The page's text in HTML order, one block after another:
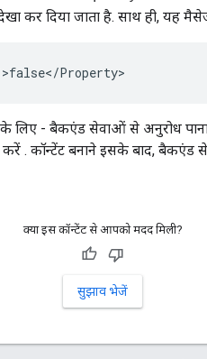
कर दिया जाता है. साथ ही, यह
Property>
के लिए - बैकएंड सेवाओं से अनुरोध
. कॉन्टेंट बनाने इसके बाद, बैकएंड
क्या इस कॉन्टेंट से आपको मदद मिली?
सुझाव भेजें